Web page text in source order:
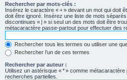
Rechercher par mots-clés :
Insérez le caractère « + » devant un mot qui doit
doit être ignoré. Insérez une liste de mots
discontinues « | » si seul un des mots doit être
métacaractère passe-partout pour effectuer des
Rechercher tous les termes ou utiliser une
Rechercher l’un de ces termes
Rechercher par auteur :
Utilisez un astérisque « * » comme
recherches partielles.